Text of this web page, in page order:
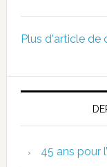
Plus d'article de
45 ans pour